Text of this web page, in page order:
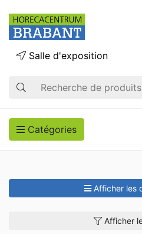
Recherche
Salle d'exposition
Catégories
Afficher les
Afficher